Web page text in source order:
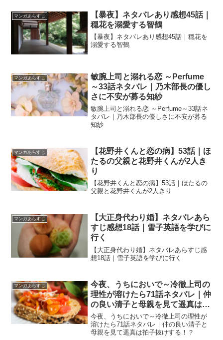
マンガあらすじ
【暴夜】ネタバレあり感想45話｜
穏花を溺愛する智鶴
【暴夜】ネタバレあり感想45話｜穏花を
溺愛する智鶴
マンガあらすじ
敏腕上司と溺れる恋 ～Perfume
～33話ネタバレ｜乃木部長の優し
さに不安が募る知紗
敏腕上司と溺れる恋 ～Perfume～33話ネ
タバレ｜乃木部長の優しさに不安が募る
知紗
マンガあらすじ
【花野井くんと恋の病】53話｜ほ
たるの父親と花野井くんが2人き
り
【花野井くんと恋の病】53話｜ほたるの
父親と花野井くんが2人きり
マンガあらすじ
【大正身代わり婚】ネタバレあら
すじ感想18話｜雪子英語を学びに
行く
【大正身代わり婚】ネタバレあらすじ感
想18話｜雪子英語を学びに行く
マンガあらすじ
今夜、うちにおいで～冷徹上司の
理性が溶けたら71話ネタバレ｜仲
の良い清子と母親を見て遥真は拍
子抜けする！？
今夜、うちにおいで～冷徹上司の理性が
溶けたら71話ネタバレ｜仲の良い清子と
母親を見て遥真は拍子抜けする！？